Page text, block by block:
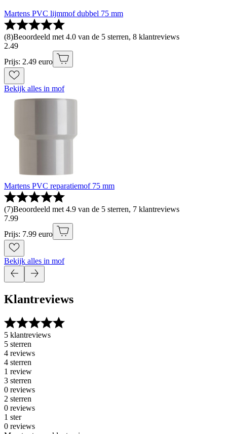
Martens PVC lijmmof dubbel 75 mm
(8)Beoordeeld met 4.0 van de 5 sterren, 8 klantreviews
2.49
Prijs: 2.49 euro
Bekijk alles in mof
Martens PVC reparatiemof 75 mm
(7)Beoordeeld met 4.9 van de 5 sterren, 7 klantreviews
7.99
Prijs: 7.99 euro
Bekijk alles in mof
Klantreviews
5 klantreviews
5 sterren
4 reviews
4 sterren
1 review
3 sterren
0 reviews
2 sterren
0 reviews
1 ster
0 reviews